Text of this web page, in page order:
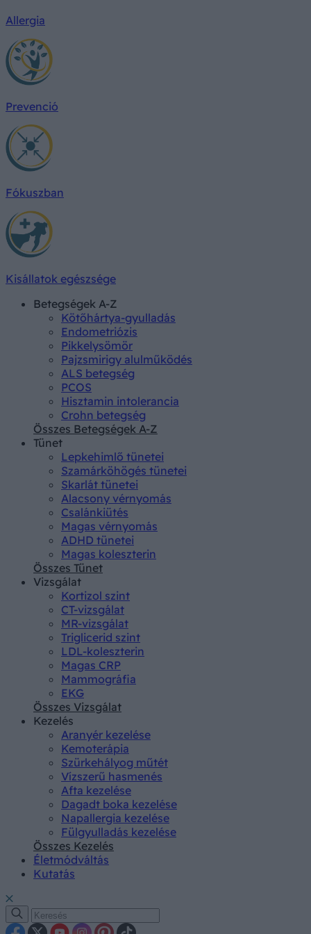
Allergia
Prevenció
Fókuszban
Kisállatok egészsége
Betegségek A-Z
Kötőhártya-gyulladás
Endometriózis
Pikkelysömör
Pajzsmirigy alulműködés
ALS betegség
PCOS
Hisztamin intolerancia
Crohn betegség
Összes Betegségek A-Z
Tünet
Lepkehimlő tünetei
Szamárköhögés tünetei
Skarlát tünetei
Alacsony vérnyomás
Csalánkiütés
Magas vérnyomás
ADHD tünetei
Magas koleszterin
Összes Tünet
Vizsgálat
Kortizol szint
CT-vizsgálat
MR-vizsgálat
Triglicerid szint
LDL-koleszterin
Magas CRP
Mammográfia
EKG
Összes Vizsgálat
Kezelés
Aranyér kezelése
Kemoterápia
Szürkehályog műtét
Vízszerű hasmenés
Afta kezelése
Dagadt boka kezelése
Napallergia kezelése
Fülgyulladás kezelése
Összes Kezelés
Életmódváltás
Kutatás